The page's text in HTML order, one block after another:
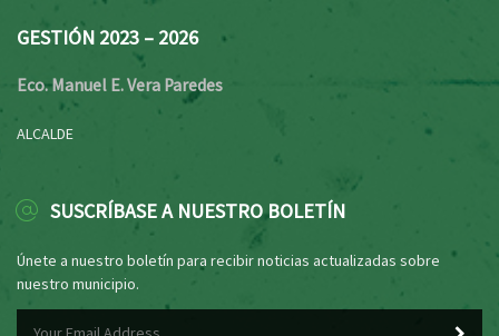
GESTIÓN 2023 – 2026
Eco. Manuel E. Vera Paredes
ALCALDE
SUSCRÍBASE A NUESTRO BOLETÍN
Únete a nuestro boletín para recibir noticias actualizadas sobre
nuestro municipio.